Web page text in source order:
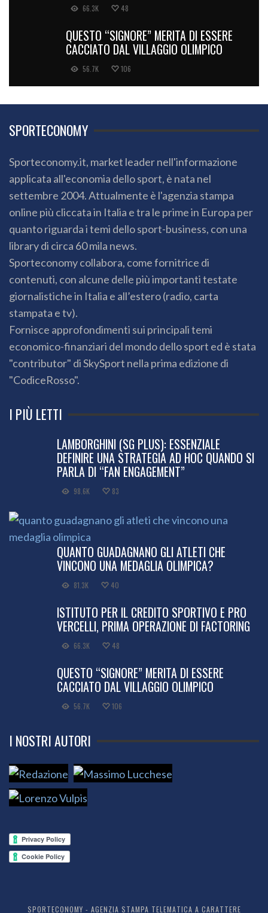
66.3K 48
QUESTO “SIGNORE” MERITA DI ESSERE
CACCIATO DAL VILLAGGIO OLIMPICO
56.7K 106
SPORTECONOMY
Sporteconomy.it, market leader nell'informazione
applicata all'economia dello sport, è nata nel
settembre 2004. Attualmente è l'agenzia stampa
online più cliccata in Italia e tra le prime in Europa per
quanto riguarda i temi dello sport-business, con una
library di circa 60 mila news.
Sporteconomy collabora, come fornitrice di
contenuti, con alcune delle più importanti testate
giornalistiche in Italia e all’estero (radio, carta
stampata e tv).
Fornisce approfondimenti sui principali temi
economico-finanziari del mondo dello sport ed è stata
"contributor" di SkySport nella prima edizione di
"CodiceRosso".
I PIÙ LETTI
LAMBORGHINI (SG PLUS): ESSENZIALE
DEFINIRE UNA STRATEGIA AD HOC QUANDO SI
PARLA DI “FAN ENGAGEMENT”
98.6K 83
QUANTO GUADAGNANO GLI ATLETI CHE
VINCONO UNA MEDAGLIA OLIMPICA?
81.3K 40
ISTITUTO PER IL CREDITO SPORTIVO E PRO
VERCELLI, PRIMA OPERAZIONE DI FACTORING
66.3K 48
QUESTO “SIGNORE” MERITA DI ESSERE
CACCIATO DAL VILLAGGIO OLIMPICO
56.7K 106
I NOSTRI AUTORI
SPORTECONOMY - AGENZIA STAMPA TELEMATICA A CARATTERE